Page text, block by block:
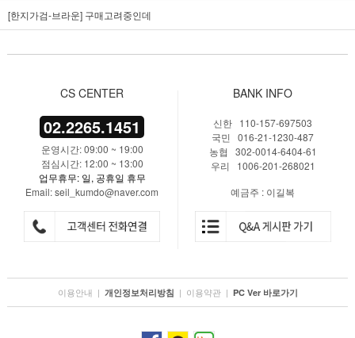
[한지가검-브라운] 구매고려중인데
CS CENTER
02.2265.1451
운영시간: 09:00 ~ 19:00
점심시간: 12:00 ~ 13:00
업무휴무: 일, 공휴일 휴무
Email: seil_kumdo@naver.com
BANK INFO
신한 110-157-697503
국민 016-21-1230-487
농협 302-0014-6404-61
우리 1006-201-268021
예금주 : 이길복
이용안내 | 개인정보처리방침 | 이용약관 | PC Ver 바로가기